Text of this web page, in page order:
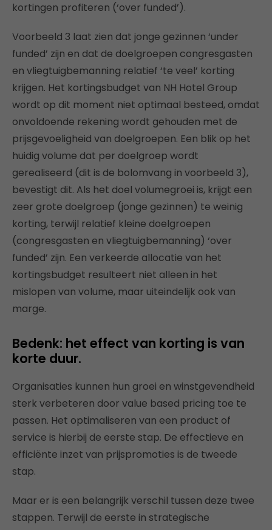
kortingen profiteren (‘over funded’).
Voorbeeld 3 laat zien dat jonge gezinnen ‘under
funded’ zijn en dat de doelgroepen congresgasten
en vliegtuigbemanning relatief ‘te veel’ korting
krijgen. Het kortingsbudget van NH Hotel Group
wordt op dit moment niet optimaal besteed, omdat
onvoldoende rekening wordt gehouden met de
prijsgevoeligheid van doelgroepen. Een blik op het
huidig volume dat per doelgroep wordt
gerealiseerd (dit is de bolomvang in voorbeeld 3),
bevestigt dit. Als het doel volumegroei is, krijgt een
zeer grote doelgroep (jonge gezinnen) te weinig
korting, terwijl relatief kleine doelgroepen
(congresgasten en vliegtuigbemanning) ‘over
funded’ zijn. Een verkeerde allocatie van het
kortingsbudget resulteert niet alleen in het
mislopen van volume, maar uiteindelijk ook van
marge.
Bedenk: het effect van korting is van
korte duur.
Organisaties kunnen hun groei en winstgevendheid
sterk verbeteren door value based pricing toe te
passen. Het optimaliseren van een product of
service is hierbij de eerste stap. De effectieve en
efficiënte inzet van prijspromoties is de tweede
stap.
Maar er is een belangrijk verschil tussen deze twee
stappen. Terwijl de eerste in strategische